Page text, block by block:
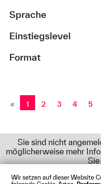
Wir setzen auf dieser Website
Sprache
Einstiegslevel
Format
« 1 2 3 4 5
Sie sind nicht
möglicherweise mehr
Sie